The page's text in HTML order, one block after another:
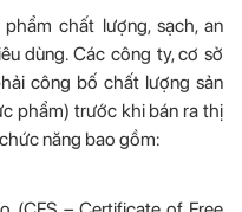
chất lượng, sạch, an
dùng. Các công ty, cơ sở
công bố chất lượng sản
phẩm) trước khi bán ra thị
năng bao gồm: